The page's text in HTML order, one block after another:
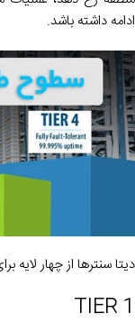
ادامه داشته باشد.
دیتا سنترها از چهار لایه
TIER 1